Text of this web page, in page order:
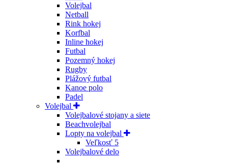
Volejbal
Netball
Rink hokej
Korfbal
Inline hokej
Futbal
Pozemný hokej
Rugby
Plážový futbal
Kanoe polo
Padel
Volejbal
Volejbalové stojany a siete
Beachvolejbal
Lopty na volejbal
Veľkosť 5
Volejbalové delo